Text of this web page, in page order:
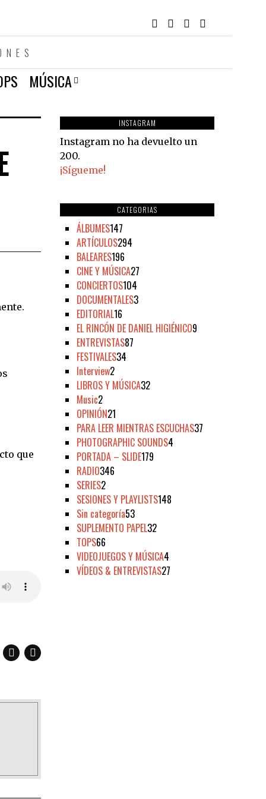
MÚSICA
que
INSTAGRAM
Instagram no ha devuelto un
200.
¡Sígueme!
CATEGORIAS
ÁLBUMES147
ARTÍCULOS294
BALEARES196
CINE Y MÚSICA27
CONCIERTOS104
DOCUMENTALES3
EDITORIAL16
EL RINCÓN DE DANIEL HIGIÉNICO9
ENTREVISTAS87
FESTIVALES34
Interview2
LIBROS Y MÚSICA32
Music2
OPINIÓN21
PARA LEER MIENTRAS ESCUCHAS37
PHOTOGRAPHIC SOUNDS4
PORTADA – SLIDE179
RADIO346
SERIES2
SESIONES Y PLAYLISTS148
Sin categoría53
SUPLEMENTO PAPEL32
TOPS66
VIDEOJUEGOS Y MÚSICA4
VÍDEOS & ENTREVISTAS27